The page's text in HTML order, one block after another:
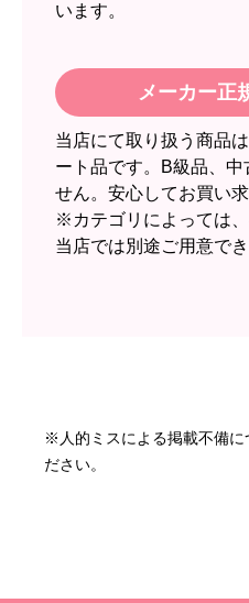
2026年6月30日 23:50
欲しい商品をスムーズに注
はい
ショップからの連絡や対応
無回答
予定の期日までに商品が届
います。
メーカー正
当店にて取り扱う商品
ート品です。B級品、中
せん。安心してお買い求
※カテゴリによっては
当店では別途ご用意でき
※人的ミスによる掲載不備に
ださい。